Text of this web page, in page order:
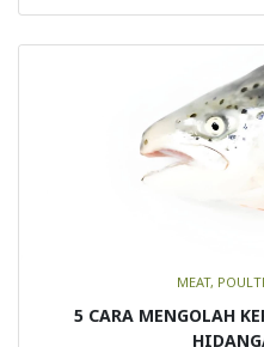
MEAT,
5 CARA MENGOLAH